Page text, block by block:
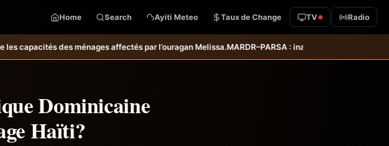
Home Search Ayiti Meteo Taux de Change TV Radio
par l’ouragan Melissa.MARDR–PARSA : inauguration d’infrastructures agricoles dans les
Dominicaine
Haïti?